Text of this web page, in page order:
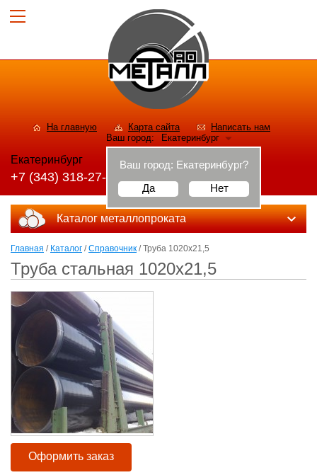
На главную Карта сайта
Написать нам
Ваш город:
Екатеринбург
Ваш город: Екатеринбург?
Да
Нет
Екатеринбург
+7 (343) 318-27-56
Каталог металлопроката
Главная / Каталог /Справочник / Труба 1020х21,5
Труба стальная 1020х21,5
Оформить заказ